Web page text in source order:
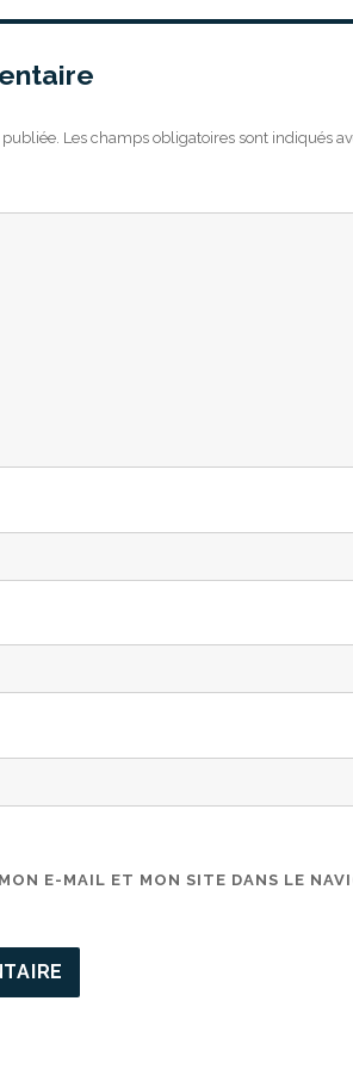
Les champs obligatoires sont indiqués
E-MAIL ET MON SITE DANS LE